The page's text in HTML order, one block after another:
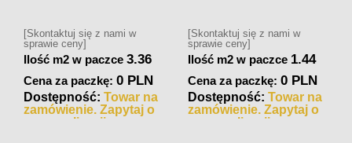
[Skontaktuj się z nami w
sprawie ceny]
Ilość m2 w paczce 3.36
Cena za paczkę:0 PLN
Dostępność: Towar na
zamówienie. Zapytaj o
czas realizacji
[Skontaktuj się z nami w
sprawie ceny]
Ilość m2 w paczce 1.44
Cena za paczkę:0 PLN
Dostępność: Towar na
zamówienie. Zapytaj o
czas realizacji